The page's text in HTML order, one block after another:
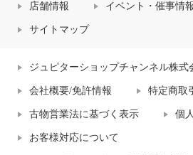
店舗情報 イベント・催事情
サイトマップ
ジュピターショップチャンネル株式
会社概要/免許情報 特定商取
古物営業法に基づく表示 個
お客様対応について